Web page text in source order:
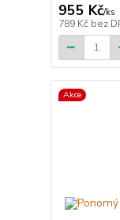
955 Kč/ks
789 Kč bez
Akce